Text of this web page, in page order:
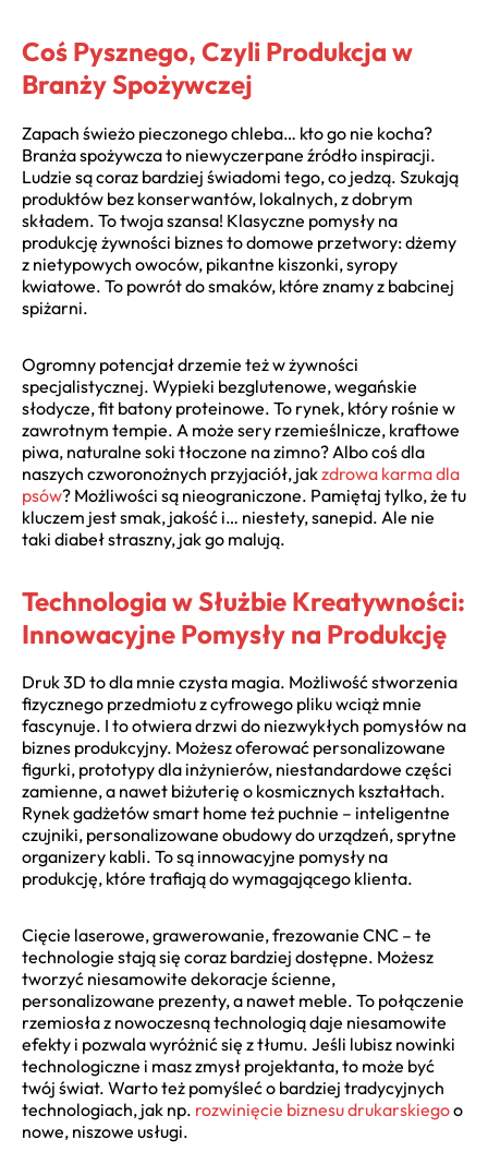
Coś Pysznego, Czyli Produkcja w
Branży Spożywczej
Zapach świeżo pieczonego chleba… kto go nie kocha?
Branża spożywcza to niewyczerpane źródło inspiracji.
Ludzie są coraz bardziej świadomi tego, co jedzą. Szukają
produktów bez konserwantów, lokalnych, z dobrym
składem. To twoja szansa! Klasyczne pomysły na
produkcję żywności biznes to domowe przetwory: dżemy
z nietypowych owoców, pikantne kiszonki, syropy
kwiatowe. To powrót do smaków, które znamy z babcinej
spiżarni.
Ogromny potencjał drzemie też w żywności
specjalistycznej. Wypieki bezglutenowe, wegańskie
słodycze, fit batony proteinowe. To rynek, który rośnie w
zawrotnym tempie. A może sery rzemieślnicze, kraftowe
piwa, naturalne soki tłoczone na zimno? Albo coś dla
naszych czworonożnych przyjaciół, jakzdrowa karma dla
psów? Możliwości są nieograniczone. Pamiętaj tylko, że tu
kluczem jest smak, jakość i… niestety, sanepid. Ale nie
taki diabeł straszny, jak go malują.
Technologia w Służbie Kreatywności:
Innowacyjne Pomysły na Produkcję
Druk 3D to dla mnie czysta magia. Możliwość stworzenia
fizycznego przedmiotu z cyfrowego pliku wciąż mnie
fascynuje. I to otwiera drzwi do niezwykłych pomysłów na
biznes produkcyjny. Możesz oferować personalizowane
figurki, prototypy dla inżynierów, niestandardowe części
zamienne, a nawet biżuterię o kosmicznych kształtach.
Rynek gadżetów smart home też puchnie – inteligentne
czujniki, personalizowane obudowy do urządzeń, sprytne
organizery kabli. To są innowacyjne pomysły na
produkcję, które trafiają do wymagającego klienta.
Cięcie laserowe, grawerowanie, frezowanie CNC – te
technologie stają się coraz bardziej dostępne. Możesz
tworzyć niesamowite dekoracje ścienne,
personalizowane prezenty, a nawet meble. To połączenie
rzemiosła z nowoczesną technologią daje niesamowite
efekty i pozwala wyróżnić się z tłumu. Jeśli lubisz nowinki
technologiczne i masz zmysł projektanta, to może być
twój świat. Warto też pomyśleć o bardziej tradycyjnych
technologiach, jak np. rozwinięcie biznesu drukarskiegoo
nowe, niszowe usługi.